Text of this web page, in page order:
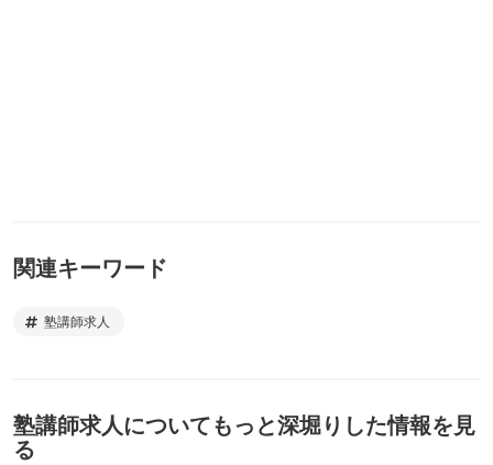
関連キーワード
塾講師求人
塾講師求人についてもっと深堀りした情報を見
る